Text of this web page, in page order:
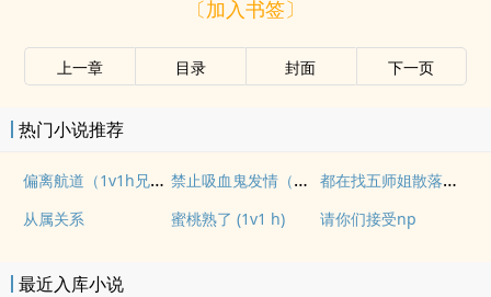
〔加入书签〕
上一章 目录 封面 下一页
热门小说推荐
偏离航道（1v1h兄妹骨科bg） 禁止吸血鬼发情（姐狗高H 1v1） 都在找五师姐散落的法宝
从属关系 蜜桃熟了 (1v1 h) 请你们接受np
最近入库小说